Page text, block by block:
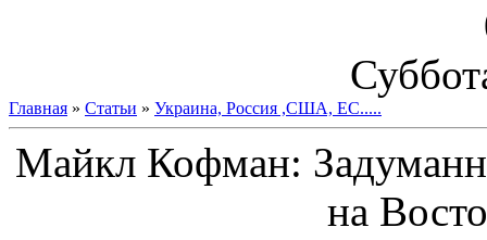
Главная » Статьи » Украина, Россия ,США, ЕС.....
Майкл Кофман:
на